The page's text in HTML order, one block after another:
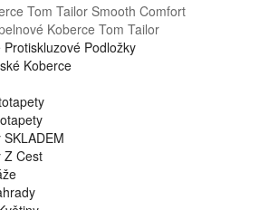
Tom Tailor Smooth Comfort
Koberce Tom Tailor
Protiskluzové Podložky
Koberce
Z Cest